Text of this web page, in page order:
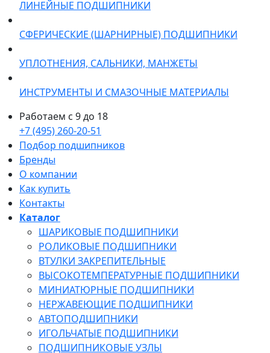
ЛИНЕЙНЫЕ ПОДШИПНИКИ
СФЕРИЧЕСКИЕ (ШАРНИРНЫЕ) ПОДШИПНИКИ
УПЛОТНЕНИЯ, САЛЬНИКИ, МАНЖЕТЫ
ИНСТРУМЕНТЫ И СМАЗОЧНЫЕ МАТЕРИАЛЫ
Работаем с 9 до 18
+7 (495) 260-20-51
Подбор подшипников
Бренды
О компании
Как купить
Контакты
Каталог
ШАРИКОВЫЕ ПОДШИПНИКИ
РОЛИКОВЫЕ ПОДШИПНИКИ
ВТУЛКИ ЗАКРЕПИТЕЛЬНЫЕ
ВЫСОКОТЕМПЕРАТУРНЫЕ ПОДШИПНИКИ
МИНИАТЮРНЫЕ ПОДШИПНИКИ
НЕРЖАВЕЮЩИЕ ПОДШИПНИКИ
АВТОПОДШИПНИКИ
ИГОЛЬЧАТЫЕ ПОДШИПНИКИ
ПОДШИПНИКОВЫЕ УЗЛЫ